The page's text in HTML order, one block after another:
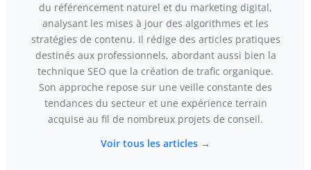
du référencement naturel et du marketing digital,
analysant les mises à jour des algorithmes et les
stratégies de contenu. Il rédige des articles pratiques
destinés aux professionnels, abordant aussi bien la
technique SEO que la création de trafic organique.
Son approche repose sur une veille constante des
tendances du secteur et une expérience terrain
acquise au fil de nombreux projets de conseil.
Voir tous les articles →